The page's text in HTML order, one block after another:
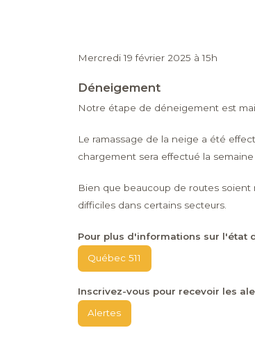
Mercredi 19 février 2025 à 15h
Déneigement
Notre étape de déneigement est
Le ramassage de la neige a été
chargement sera effectué la
Bien que beaucoup de routes
difficiles dans certains secteurs.
Pour plus d'informations sur l'état
Québec 511
Inscrivez-vous pour recevoir les
Alertes